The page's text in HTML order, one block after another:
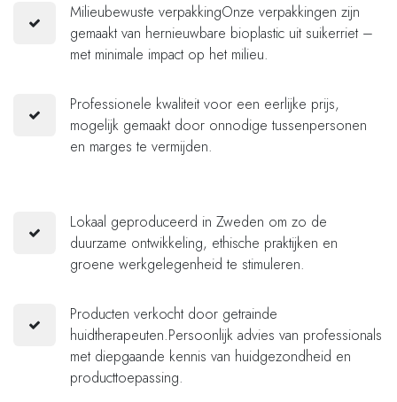
Milieubewuste verpakkingOnze verpakkingen zijn
gemaakt van hernieuwbare bioplastic uit suikerriet –
met minimale impact op het milieu.
Professionele kwaliteit voor een eerlijke prijs,
mogelijk gemaakt door onnodige tussenpersonen
en marges te vermijden.
Lokaal geproduceerd in Zweden om zo de
duurzame ontwikkeling, ethische praktijken en
groene werkgelegenheid te stimuleren.
Producten verkocht door getrainde
huidtherapeuten.Persoonlijk advies van professionals
met diepgaande kennis van huidgezondheid en
producttoepassing.